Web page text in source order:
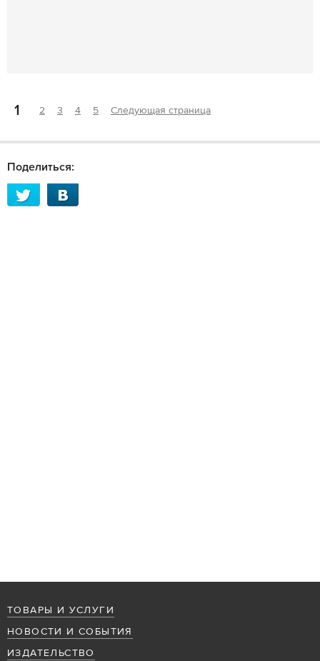
1 2 3 4 5 Следующая страница
Поделиться:
ТОВАРЫ И УСЛУГИ
НОВОСТИ И СОБЫТИЯ
ИЗДАТЕЛЬСТВО